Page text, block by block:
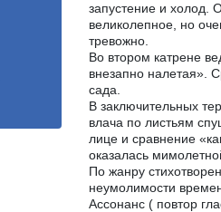
запустение и холод.
великолепное, но
тревожно.
Во втором катрене
внезапно налетая».
сада.
В заключительных
влача по листьям
лице и сравнение
оказалась
По жанру
неумолимости
Ассонанс ( повтор